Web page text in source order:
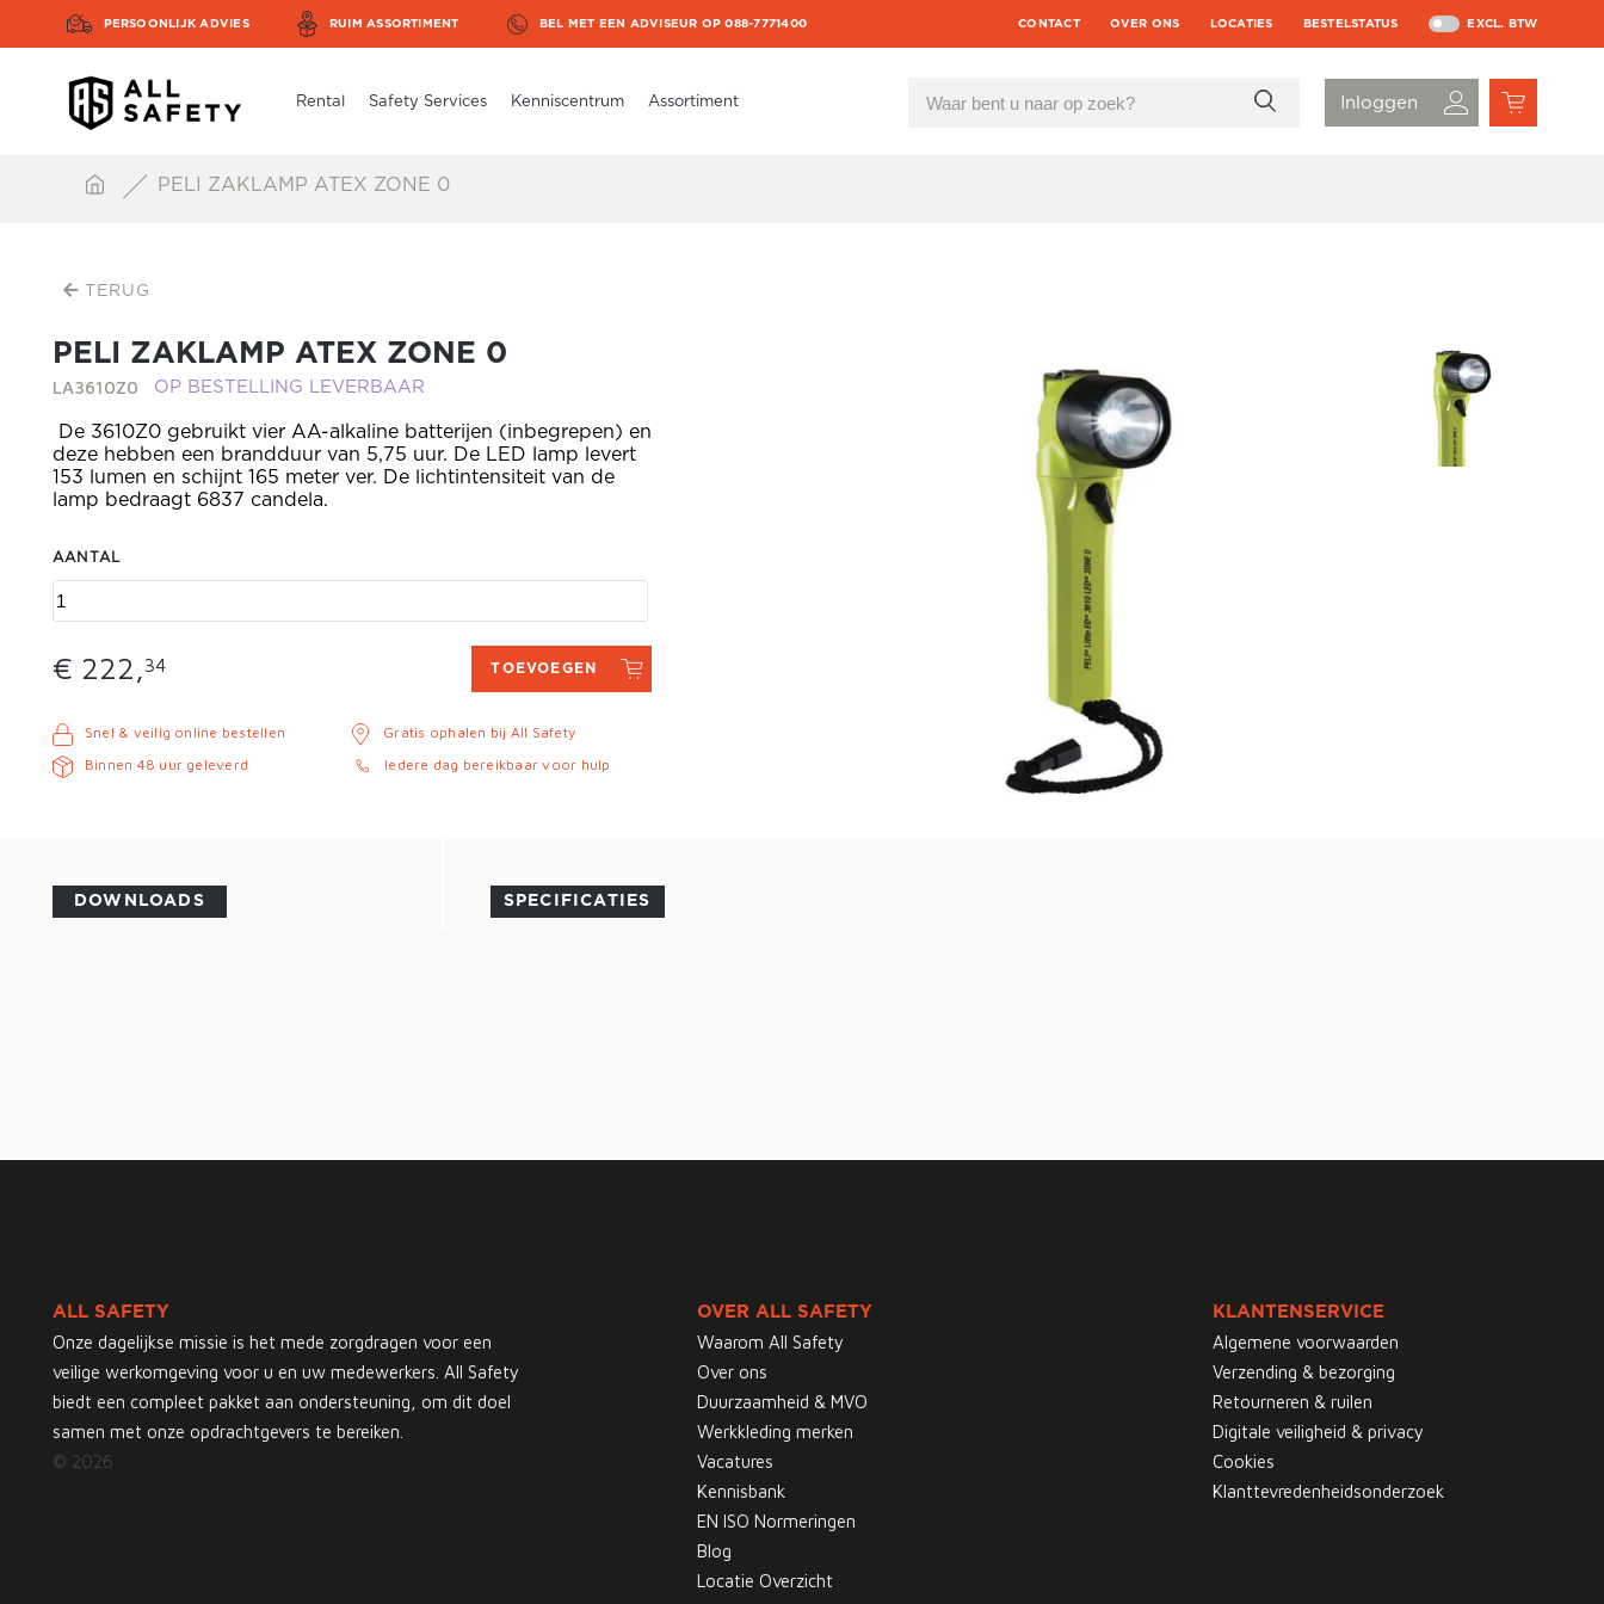
PERSOONLIJK ADVIES RUIM ASSORTIMENT BEL MET EEN ADVISEUR OP 088-7771400 CONTACT OVER ONS LOCATIES BESTELSTATUS EXCL. BTW
Rental Safety Services Kenniscentrum Assortiment
PELI ZAKLAMP ATEX ZONE 0
TERUG
PELI ZAKLAMP ATEX ZONE 0
LA3610Z0 OP BESTELLING LEVERBAAR
De 3610Z0 gebruikt vier AA-alkaline batterijen (inbegrepen) en
deze hebben een brandduur van 5,75 uur. De LED lamp levert
153 lumen en schijnt 165 meter ver. De lichtintensiteit van de
lamp bedraagt 6837 candela.
AANTAL
€ 222,34 TOEVOEGEN
Snel & veilig online bestellen
Binnen 48 uur geleverd
Gratis ophalen bij All Safety
Iedere dag bereikbaar voor hulp
DOWNLOADS SPECIFICATIES
ALL SAFETY
Onze dagelijkse missie is het mede zorgdragen voor een
veilige werkomgeving voor u en uw medewerkers. All Safety
biedt een compleet pakket aan ondersteuning, om dit doel
samen met onze opdrachtgevers te bereiken.
© 2026
OVER ALL SAFETY
Waarom All Safety
Over ons
Duurzaamheid & MVO
Werkkleding merken
Vacatures
Kennisbank
EN ISO Normeringen
Blog
Locatie Overzicht
KLANTENSERVICE
Algemene voorwaarden
Verzending & bezorging
Retourneren & ruilen
Digitale veiligheid & privacy
Cookies
Klanttevredenheidsonderzoek